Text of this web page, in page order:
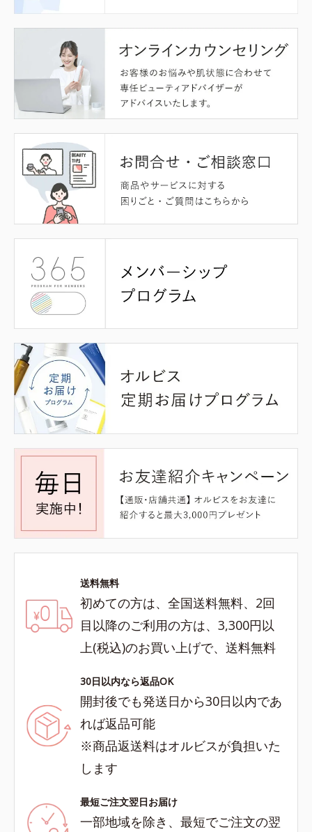
送料無料
初めての方は、全国送料無料、2回
目以降のご利用の方は、3,300円以
上(税込)のお買い上げで、送料無料
30日以内なら返品OK
開封後でも発送日から30日以内であ
れば返品可能
※商品返送料はオルビスが負担いた
します
最短ご注文翌日お届け
一部地域を除き、最短でご注文の翌